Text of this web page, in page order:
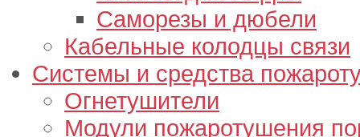
Саморезы и дюбели
Кабельные колодцы связи
Системы и средства
Огнетушители
Модули пожаротушения